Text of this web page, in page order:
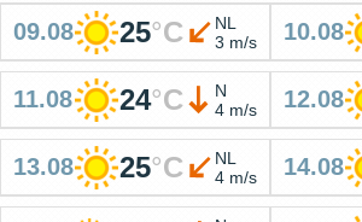
09.08 25°C
NL
3 m/s
10.08
11.08 24°C
N
4 m/s
12.08
13.08 25°C
NL
4 m/s
14.08